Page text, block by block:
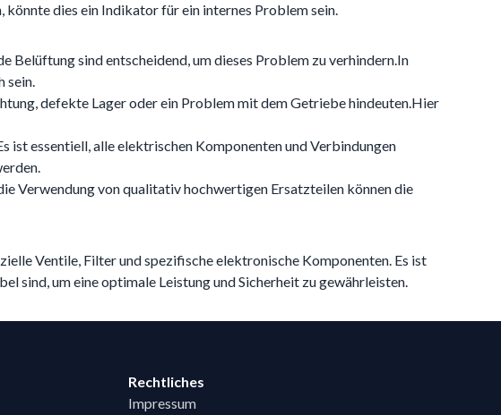
dies ein Indikator für ein internes Problem sein.
sind entscheidend, um dieses Problem zu verhindern.In
sein.
defekte Lager oder ein Problem mit dem Getriebe hindeuten.Hier
ist essentiell, alle elektrischen Komponenten und Verbindungen
Verwendung von qualitativ hochwertigen Ersatzteilen können die
Ventile, Filter und spezifische elektronische Komponenten. Es ist
sind, um eine optimale Leistung und Sicherheit zu gewährleisten.
Rechtliches
Impressum